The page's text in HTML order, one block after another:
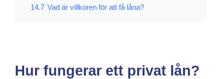
14.7 Vad är villkoren för att få låna?
Hur fungerar ett privat lån?